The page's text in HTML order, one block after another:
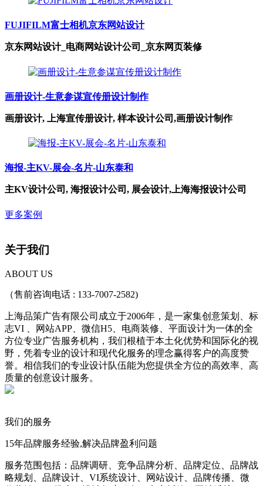
FUJIFILM富士相机京东网站设计
京东网站设计_电商网站设计公司_京东网页装修
画册设计-生意参谋宣传册设计制作
画册设计, 上海宣传册设计, 样本设计公司,画册设计制作
海报-主KV-展会-名片-山东泰和
主KV设计公司, 海报设计公司, 展会设计,上海海报设计公司
更多案例
关于我们
ABOUT US
（售前咨询电话 : 133-7007-2582)
上海品策广告有限公司成立于2006年，是一家集创意策划、标
志VI 、网站APP、微信H5、电商装修、平面设计为一体的全
方位专业广告服务机构，我们根植于本土化优势和国际化的视
野，凭着专业的设计和现代化服务的理念赢得客户的高度赞
誉。相信我们的专业设计队伍能为您提供全方位的高效率、高
质量的创意设计服务。
我们的服务
15年品牌服务经验,解决品牌盈利问题
服务范围包括：品牌调研、竞争品牌分析、品牌定位、品牌战
略规划、品牌设计、VI系统设计、网站设计、品牌传播、微